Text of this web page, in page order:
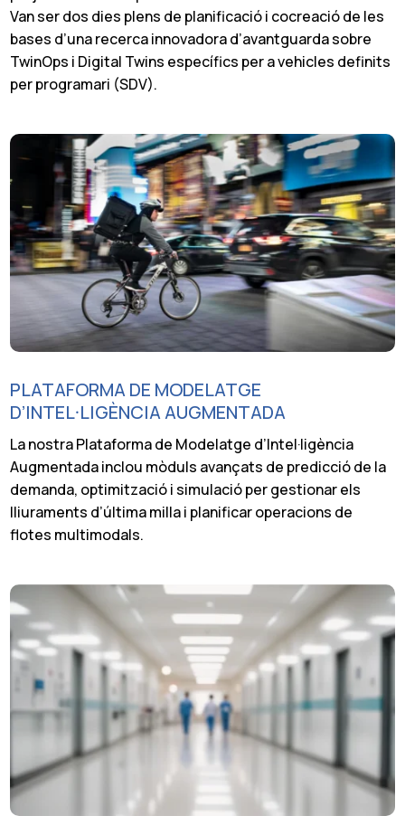
Van ser dos dies plens de planificació i cocreació de les
bases d’una recerca innovadora d’avantguarda sobre
TwinOps i Digital Twins específics per a vehicles definits
per programari (SDV).
PLATAFORMA DE MODELATGE
D’INTEL·LIGÈNCIA AUGMENTADA
La nostra Plataforma de Modelatge d’Intel·ligència
Augmentada inclou mòduls avançats de predicció de la
demanda, optimització i simulació per gestionar els
lliuraments d’última milla i planificar operacions de
flotes multimodals.